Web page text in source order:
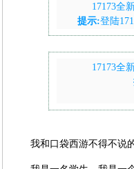
17173全
提示:登陆
17173全
我和口袋西游不得不说的